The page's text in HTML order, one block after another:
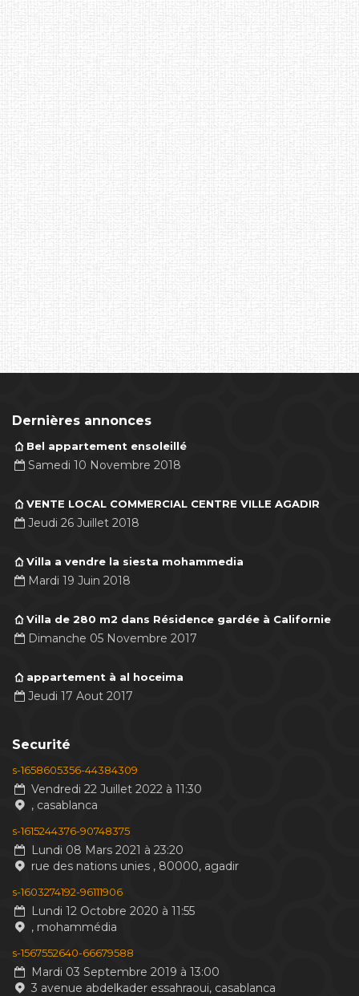
Dernières annonces
Bel appartement ensoleillé
Samedi 10 Novembre 2018
VENTE LOCAL COMMERCIAL CENTRE VILLE AGADIR
Jeudi 26 Juillet 2018
Villa a vendre la siesta mohammedia
Mardi 19 Juin 2018
Villa de 280 m2 dans Résidence gardée à Californie
Dimanche 05 Novembre 2017
appartement à al hoceima
Jeudi 17 Aout 2017
Securité
s-1658605356-44384309
Vendredi 22 Juillet 2022 à 11:30
, casablanca
s-1615244376-90748375
Lundi 08 Mars 2021 à 23:20
rue des nations unies , 80000, agadir
s-1603274192-96111906
Lundi 12 Octobre 2020 à 11:55
, mohammédia
s-1567552640-66679588
Mardi 03 Septembre 2019 à 13:00
3 avenue abdelkader essahraoui, casablanca